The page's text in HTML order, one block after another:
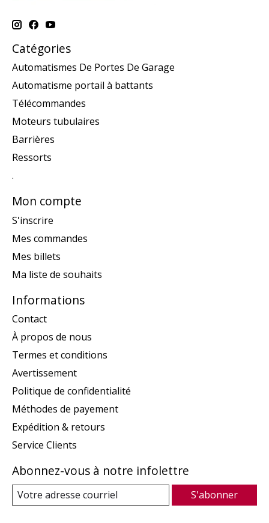
Catégories
Automatismes De Portes De Garage
Automatisme portail à battants
Télécommandes
Moteurs tubulaires
Barrières
Ressorts
.
Mon compte
S'inscrire
Mes commandes
Mes billets
Ma liste de souhaits
Informations
Contact
À propos de nous
Termes et conditions
Avertissement
Politique de confidentialité
Méthodes de payement
Expédition & retours
Service Clients
Abonnez-vous à notre infolettre
S'abonner